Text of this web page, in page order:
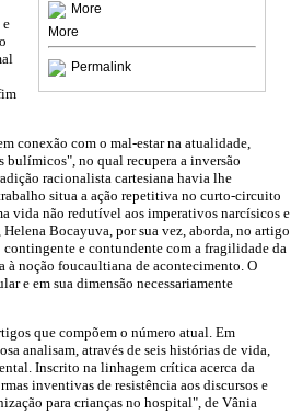
More
More
Permalink
e
conexão com o mal-estar na atualidade,
bulímicos", no qual recupera a inversão
racionalista cartesiana havia lhe
situa a ação repetitiva no curto-circuito
vida não redutível aos imperativos narcísicos e
Bocayuva, por sua vez, aborda, no artigo
e contundente com a fragilidade da
noção foucaultiana de acontecimento. O
e em sua dimensão necessariamente
que compõem o número atual. Em
analisam, através de seis histórias de vida,
Inscrito na linhagem crítica acerca da
inventivas de resistência aos discursos e
para crianças no hospital", de Vânia